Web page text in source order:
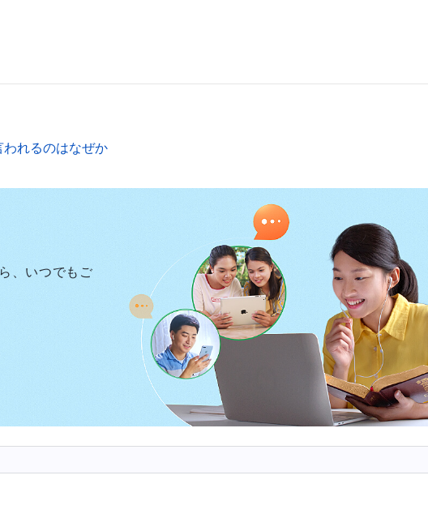
要としている。堕落した人類の必要性に応じて、神は律法の時
の時代には、神は肉となり、律法の時代の働きを基礎に十字架
なった。神の国の時代には、神はもう一度肉となり、恵みの時
裁きの働きを実行し、人の清めと救いのためのすべての真理を
道を私たちにもたらす。私たちが真理の現実性を自分たちのい
拝する者になって初めて、私たちは神の国に導かれ、神の約束
う三段階の働きは互いに密接に関係しており、どの段階も絶対
く、深くなり、すべては一つの神の働きであり、神の三段階の
神は神が律法の時代、恵みの時代、神の国の時代に使った異
前、全能神を使い、ヨハネの黙示録の預言を成就する。「
れるのはなぜか
、いつでもご